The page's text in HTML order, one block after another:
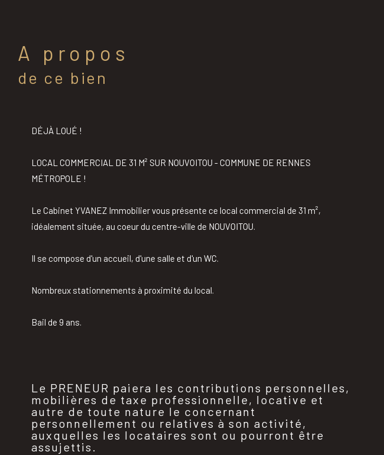
a propos
de ce bien
DÉJÀ LOUÉ !
LOCAL COMMERCIAL DE 31 M² SUR NOUVOITOU - COMMUNE DE RENNES
MÉTROPOLE !
Le Cabinet YVANEZ Immobilier vous présente ce local commercial de 31 m²,
idéalement située, au coeur du centre-ville de NOUVOITOU.
Il se compose d'un accueil, d'une salle et d'un WC.
Nombreux stationnements à proximité du local.
Bail de 9 ans.
Le PRENEUR paiera les contributions personnelles,
mobilières de taxe professionnelle, locative et
autre de toute nature le concernant
personnellement ou relatives à son activité,
auxquelles les locataires sont ou pourront être
assujettis.